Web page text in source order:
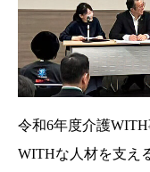
令和6年度介護
WITHな人材を支え